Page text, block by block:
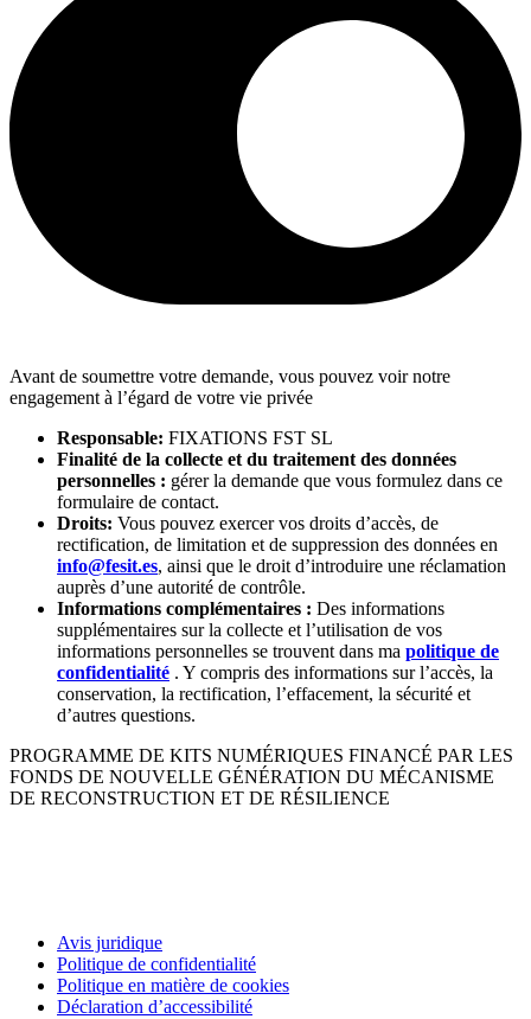
Avant de soumettre votre demande, vous pouvez voir notre
engagement à l’égard de votre vie privée
Responsable: FIXATIONS FST SL
Finalité de la collecte et du traitement des données
personnelles : gérer la demande que vous formulez dans ce
formulaire de contact.
Droits: Vous pouvez exercer vos droits d’accès, de
rectification, de limitation et de suppression des données en
info@fesit.es, ainsi que le droit d’introduire une réclamation
auprès d’une autorité de contrôle.
Informations complémentaires : Des informations
supplémentaires sur la collecte et l’utilisation de vos
informations personnelles se trouvent dans ma politique de
confidentialité . Y compris des informations sur l’accès, la
conservation, la rectification, l’effacement, la sécurité et
d’autres questions.
PROGRAMME DE KITS NUMÉRIQUES FINANCÉ PAR LES
FONDS DE NOUVELLE GÉNÉRATION DU MÉCANISME
DE RECONSTRUCTION ET DE RÉSILIENCE
Avis juridique
Politique de confidentialité
Politique en matière de cookies
Déclaration d’accessibilité